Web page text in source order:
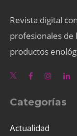
Revista digital
profesionales de
productos
Categorías
Actualidad